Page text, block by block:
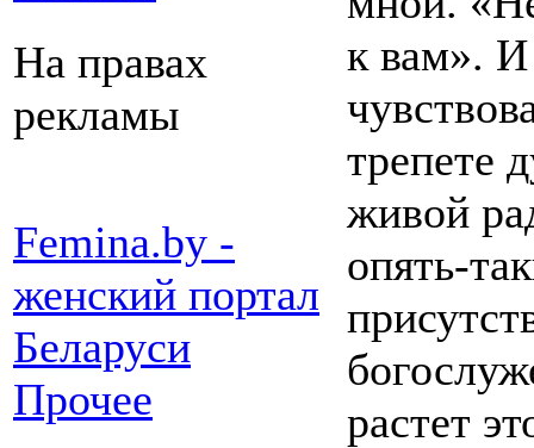
На правах
рекламы
Femina.by -
женский портал
Беларуси
Прочее
к вам». И
трепете
живой
опять-
растет